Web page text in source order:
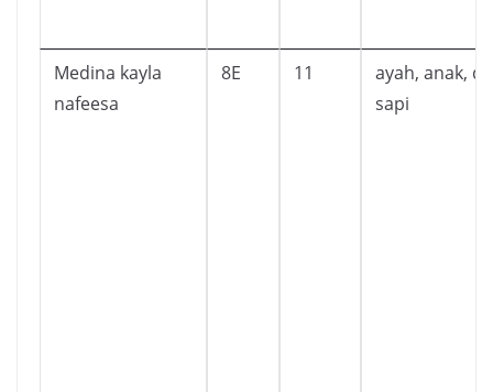
Medina kayla
nafeesa
8E 11
ayah, anak,
sapi